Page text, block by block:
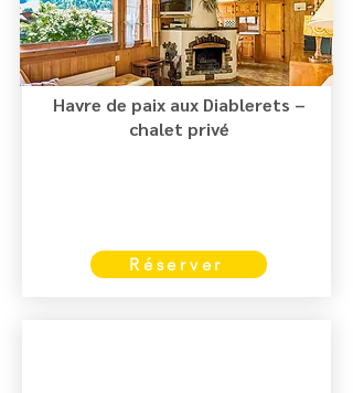
Havre de paix aux Diablerets –
chalet privé
Réserver